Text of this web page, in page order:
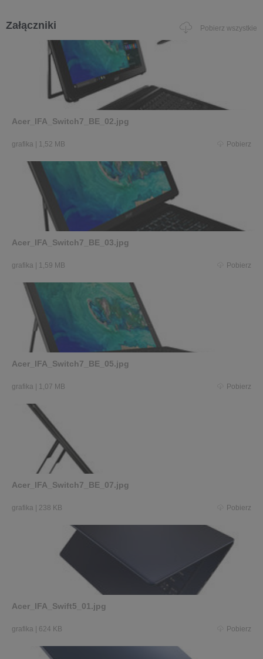
Załączniki Pobierz wszystkie
Acer_IFA_Switch7_BE_02.jpg
grafika 1,52 MB Pobierz
Acer_IFA_Switch7_BE_03.jpg
grafika 1,59 MB Pobierz
Acer_IFA_Switch7_BE_05.jpg
grafika 1,07 MB Pobierz
Acer_IFA_Switch7_BE_07.jpg
grafika 238 KB Pobierz
Acer_IFA_Swift5_01.jpg
grafika 624 KB Pobierz